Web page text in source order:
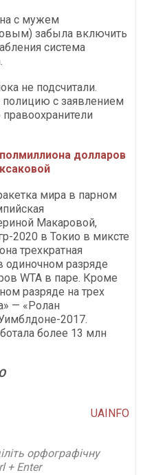
с мужем
забыла включить
система
не подсчитали.
полицию с заявлением
долларов
мира в парном
Макаровой,
2020 в Токио в миксте
трехкратная
одиночном разряде
WTA в паре. Кроме
разряде на трех
— «Ролан
2017.
более 13 млн
UAINFO
орфографічну
+ Enter